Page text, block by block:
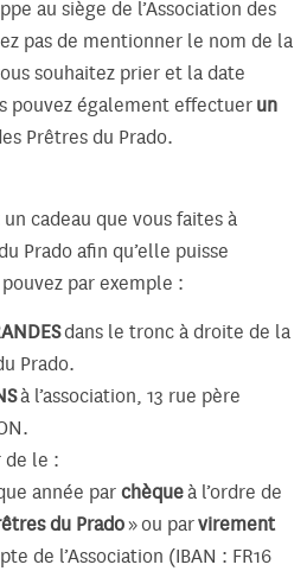
au siège de l’Association des
pas de mentionner le nom de la
souhaitez prier et la date
pouvez également effectuerun
Prêtres du Prado.
cadeau que vous faites à
Prado afin qu’elle puisse
par exemple :
dans le tronc à droite de la
Prado.
à l’association, 13 rue père
de le :
année parchèqueà l’ordre de
du Prado» ou parvirement
de l’Association (IBAN : FR16